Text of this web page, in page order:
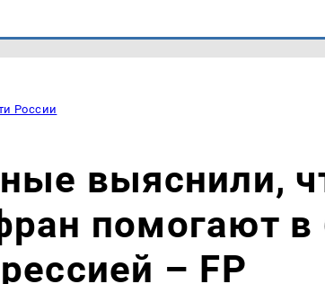
России
выяснили,
помогают в
– FP